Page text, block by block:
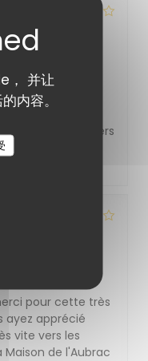
， 并让
内容。
比:4/5
grand merci pour
vous ayez
À très vite vers
Maison de
pour cette très
ayez apprécié
vite vers les
Maison de l'Aubrac